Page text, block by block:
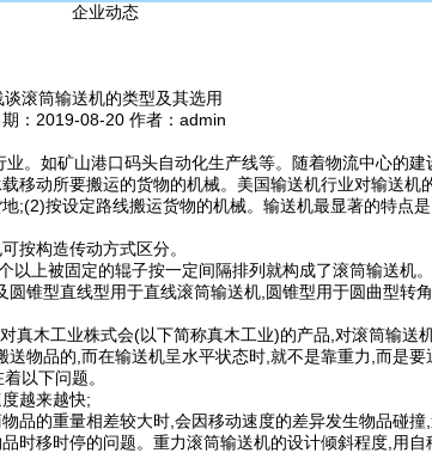
企业动态
谈滚筒输送机的类型及其选用
期：2019-08-20 作者：admin
如矿山港口码头自动化生产线等。随着物流中心的
动所要搬运的货物的机械。美国输送机行业对输送
按设定路线搬运货物的机械。输送机最显著的特点
按构造传动方式区分。
上被固定的辊子按一定间隔排列就构成了滚筒输送机。
锥型直线型用于直线滚筒输送机,圆锥型用于圆曲型转
木工业株式会(以下简称真木工业)的产品,对滚筒输送
物品的,而在输送机呈水平状态时,就不是靠重力,而是要
以下问题。
越来越快;
品的重量相差较大时,会因移动速度的差异发生物品碰
移时停的问题。重力滚筒输送机的设计倾斜程度,用